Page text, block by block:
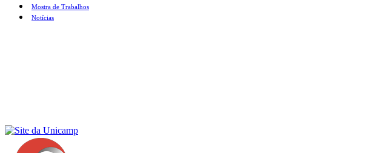
Mostra de Trabalhos
Notícias